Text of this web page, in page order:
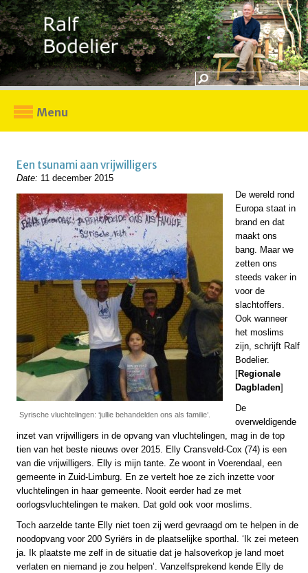
Menu
Een tsunami aan vrijwilligers
Date: 11 december 2015
Syrische vluchtelingen: ‘jullie behandelden ons als familie’.
De wereld rond
Europa staat in
brand en dat
maakt ons
bang. Maar we
zetten ons
steeds vaker in
voor de
slachtoffers.
Ook wanneer
het moslims
zijn, schrijft Ralf
Bodelier.
[Regionale
Dagbladen]
De
overweldigende
inzet van vrijwilligers in de opvang van vluchtelingen, mag in de top
tien van het beste nieuws over 2015. Elly Cransveld-Cox (74) is een
van die vrijwilligers. Elly is mijn tante. Ze woont in Voerendaal, een
gemeente in Zuid-Limburg. En ze vertelt hoe ze zich inzette voor
vluchtelingen in haar gemeente. Nooit eerder had ze met
oorlogsvluchtelingen te maken. Dat gold ook voor moslims.
Toch aarzelde tante Elly niet toen zij werd gevraagd om te helpen in de
noodopvang voor 200 Syriërs in de plaatselijke sporthal. ‘Ik zei meteen
ja. Ik plaatste me zelf in de situatie dat je halsoverkop je land moet
verlaten en niemand je zou helpen’. Vanzelfsprekend kende Elly de